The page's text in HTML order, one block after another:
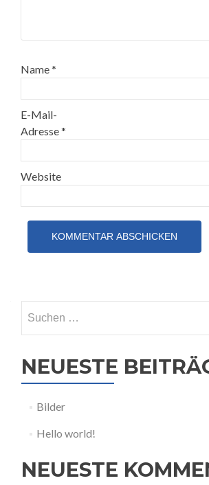
Name*
E-Mail-
Adresse*
Website
nach:
NEUESTE
Bilder
Hello world!
NEUESTE